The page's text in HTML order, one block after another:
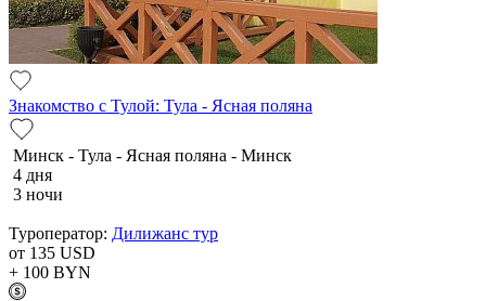
Знакомство с Тулой: Тула - Ясная поляна
Минск - Тула - Ясная поляна - Минск
4 дня
3 ночи
Туроператор: Дилижанс тур
от 135 USD
+ 100 BYN